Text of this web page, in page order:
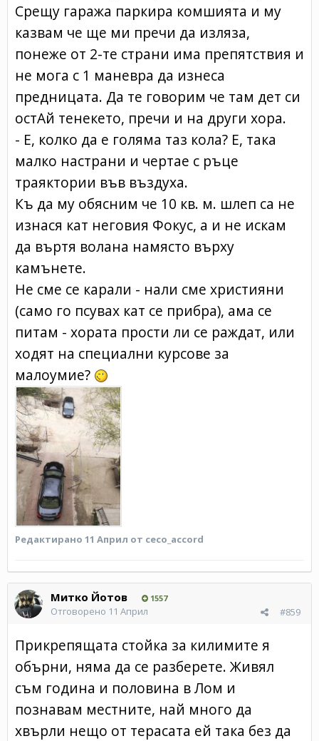
Срещу гаража паркира комшията и му
казвам че ще ми пречи да изляза,
понеже от 2-те страни има препятствия и
не мога с 1 маневра да изнеса
предницата. Да те говорим че там дет си
остАй тенекето, пречи и на други хора.
- Е, колко да е голяма таз кола? Е, така
малко настрани и чертае с ръце
траяктории във въздуха.
Къ да му обясним че 10 кв. м. шлеп са не
изнася кат неговия Фокус, а и не искам
да въртя волана намясто върху
камънете.
Не сме се карали - нали сме християни
(само го псувах кат се прибра), ама се
питам - хората прости ли се раждат, или
ходят на специални курсове за
малоумие?
Редактирано 11 Април от ceco_accord
Митко Йотов 1557
#859
Отговорено 11 Април
Прикрепящата стойка за килимите я
обърни, няма да се разберете. Живял
съм година и половина в Лом и
познавам местните, най много да
хвърли нещо от терасата ей така без да